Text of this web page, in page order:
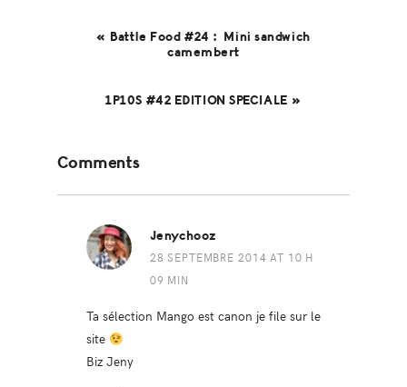
« Battle Food #24 : Mini sandwich
camembert
1P10S #42 EDITION SPECIALE »
Interactions
Comments
Jenychooz
28 SEPTEMBRE 2014 AT 10 H
09 MIN
Ta sélection Mango est canon je file sur le
site
Biz Jeny